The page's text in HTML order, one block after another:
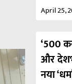
April 25,
‘500
और
नया